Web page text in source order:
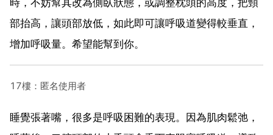
部抬高，讓頭部放低，如此即可讓呼吸道變得較垂直，
增加呼吸量。希望能幫到你。
17樓：匿名使用者
睡覺張著嘴，很多是呼吸困難的表現。因為肌肉鬆弛，